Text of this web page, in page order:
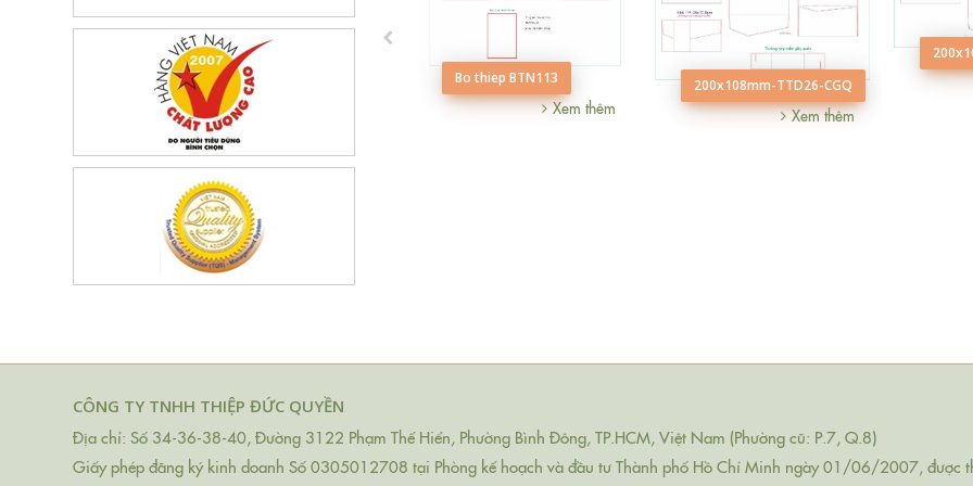
Bộ thiệp BTN106 Bo thiep BTN113
Xem thêm
200x108mm-TTD26-CGQ
Xem thêm
CÔNG TY TNHH THIỆP ĐỨC QUYỀN
Địa chỉ: Số 34-36-38-40, Đường 3122 Phạm Thế Hiển, Phường Bình Đông, TP.HCM, Việt Nam (Phường cũ: P.7, Q.8)
Giấy phép đăng ký kinh doanh Số 0305012708 tại Phòng kế hoạch và đầu tư Thành phố Hồ Chí Minh ngày 01/06/2007,